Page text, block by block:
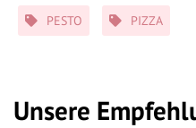
Schlagwörter
PESTO PIZZA
Unsere